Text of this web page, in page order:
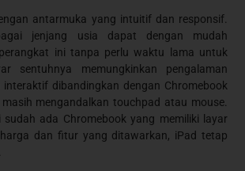
antarmuka yang intuitif dan responsif.
jenjang usia dapat dengan mudah
ini tanpa perlu waktu lama untuk
sentuhnya memungkinkan pengalaman
interaktif dibandingkan dengan Chromebook
mengandalkan touchpad atau mouse.
ada Chromebook yang memiliki layar
dan fitur yang ditawarkan, iPad tetap